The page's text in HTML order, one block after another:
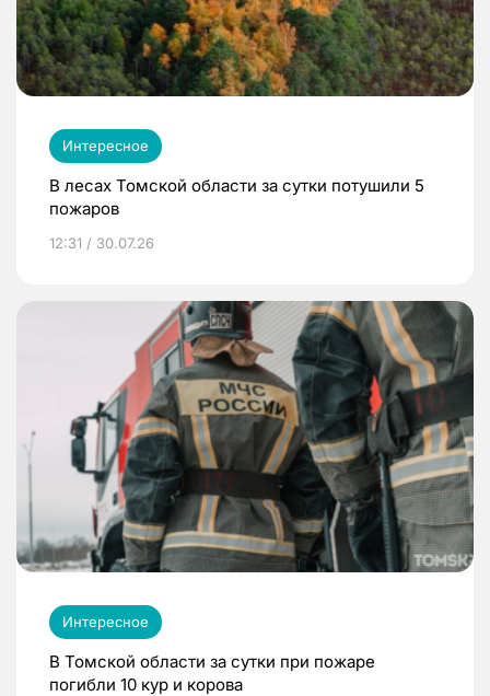
Интересное
В лесах Томской области за сутки потушили 5
пожаров
12:31 / 30.07.26
Интересное
В Томской области за сутки при пожаре
погибли 10 кур и корова